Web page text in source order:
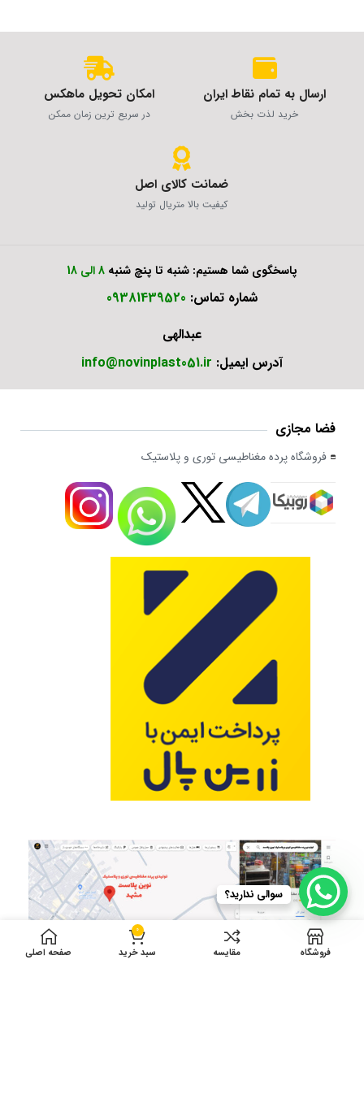
ارسال به تمام نقاط ایران
خرید لذت بخش
امکان تحویل ماهکس
در سریع ترین زمان ممکن
ضمانت کالای اصل
کیفیت بالا متریال تولید
پاسخگوی شما هستیم: شنبه تا پنچ شنبه 8 الی 18
شماره تماس: 09381439520
عبدالهی
آدرس ایمیل: info@novinplast051.ir
فضا مجازی
فروشگاه پرده مغناطیسی توری و پلاستیک
سوالی ندارید؟
فروشگاه مقایسه
0
سبد خرید صفحه اصلی